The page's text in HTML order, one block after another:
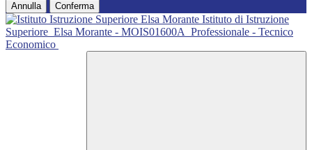
Annulla Conferma
Istituto di Istruzione
Superiore Elsa Morante - MOIS01600A Professionale - Tecnico
Economico